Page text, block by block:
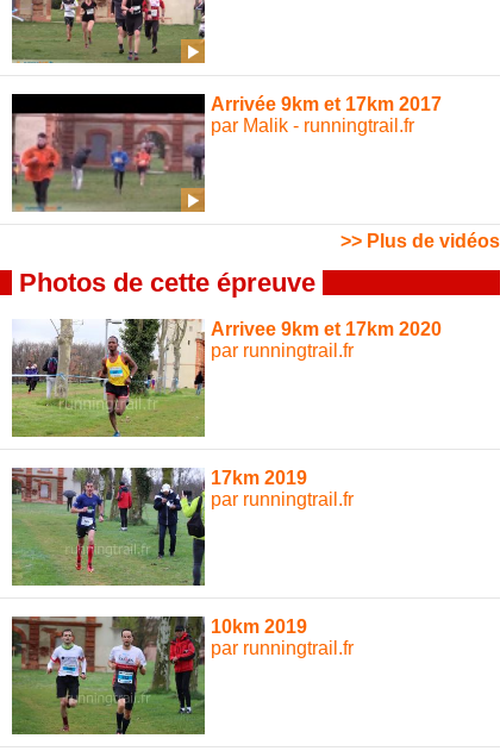
Arrivée 9km et 17km 2017
par Malik - runningtrail.fr
>> Plus de vidéos
Photos de cette épreuve
Arrivee 9km et 17km 2020
par runningtrail.fr
17km 2019
par runningtrail.fr
10km 2019
par runningtrail.fr